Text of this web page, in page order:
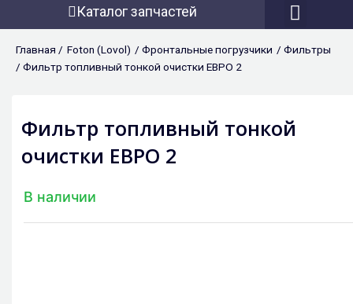
Каталог запчастей
Главная / Foton (Lovol) / Фронтальные погрузчики / Фильтры
/ Фильтр топливный тонкой очистки ЕВРO 2
Фильтр топливный тонкой
очистки ЕВРO 2
В наличии